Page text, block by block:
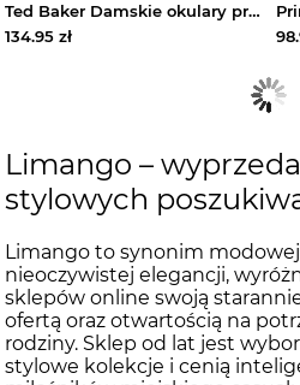
Ted Baker Damskie okulary przeciwsłoneczne w kolorze brązowo-jasnoróżowym rozmiar: 53
134.95 zł
Limango –
stylowych
Limango to synonim
nieoczywistej elegancji,
sklepów online swoją
ofertą oraz otwartością na
rodziny. Sklep od lat jest
stylowe kolekcje i cenią